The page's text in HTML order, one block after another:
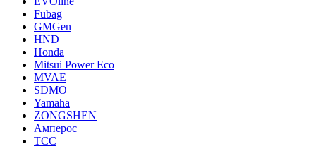
Fubag
GMGen
HND
Honda
Mitsui Power Eco
MVAE
SDMO
Yamaha
ZONGSHEN
Амперос
ТСС